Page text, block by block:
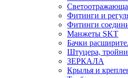
Фитинги и
Фитинги
Манжеты SKT
Бачки
Штуцера,
ЗЕРКАЛА
Крылья и